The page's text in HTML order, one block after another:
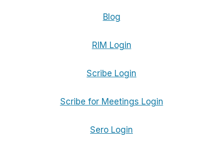
Blog
RIM Login
Scribe Login
Scribe for Meetings Login
Sero Login